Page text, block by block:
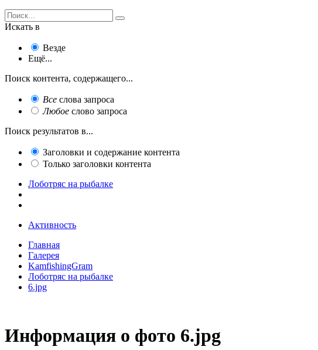
Искать в
Везде
Ещё...
Поиск контента, содержащего...
Все слова запроса
Любое слово запроса
Поиск результатов в...
Заголовки и содержание контента
Только заголовки контента
Лоботряс на рыбалке
Активность
Главная
Галерея
KamfishingGram
Лоботряс на рыбалке
6.jpg
Информация о фото 6.jpg